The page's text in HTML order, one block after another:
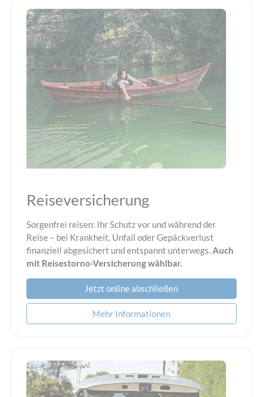
Reiseversicherung
Sorgenfrei reisen: Ihr Schutz vor und während der
Reise – bei Krankheit, Unfall oder Gepäckverlust
finanziell abgesichert und entspannt unterwegs. Auch
mit Reisestorno-Versicherung wählbar.
Jetzt online abschließen
Mehr Informationen